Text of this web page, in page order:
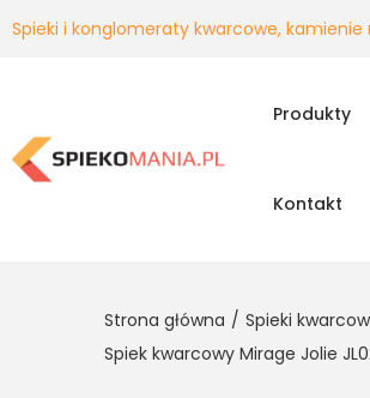
Spieki i konglomeraty kwarcowe,
Produkty
Kontakt
Strona główna / Spieki
Spiek kwarcowy Mirage Jolie